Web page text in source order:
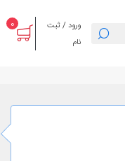
ورود / ثبت
نام
0